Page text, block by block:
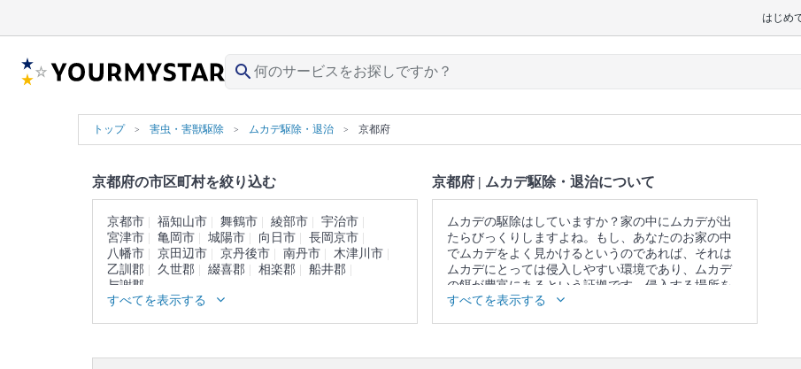
はじめ
search
トップ 害虫・害獣駆除 ムカデ駆除・退治 京都府
京都府の市区町村を絞り込む
京都市 福知山市 舞鶴市 綾部市
宇治市
宮津市
亀岡市 城陽市 向日市
長岡京市
八幡市
京田辺市 京丹後市 南丹市
木津川市
乙訓郡
久世郡 綴喜郡 相楽郡
船井郡
与謝郡
すべてを表示する
京都府 | ムカデ駆除・退治について
ムカデの駆除はしていますか？家の中にムカデが出
たらびっくりしますよね。もし、あなたのお家の中
でムカデをよく見かけるというのであれば、それは
ムカデにとっては侵入しやすい環境であり、ムカデ
の餌が豊富にあるという証拠です。侵入する場所を
改善しないと、ムカデによる被害は頻度が高くなっ
すべてを表示する